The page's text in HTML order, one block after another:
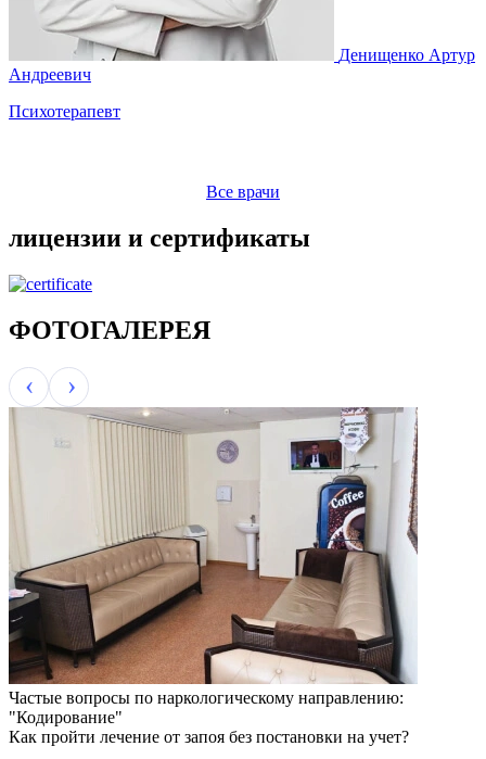
Денищенко Артур
Андреевич
Психотерапевт
Все врачи
лицензии и сертификаты
ФОТОГАЛЕРЕЯ
Частые вопросы по наркологическому направлению:
"Кодирование"
Как пройти лечение от запоя без постановки на учет?